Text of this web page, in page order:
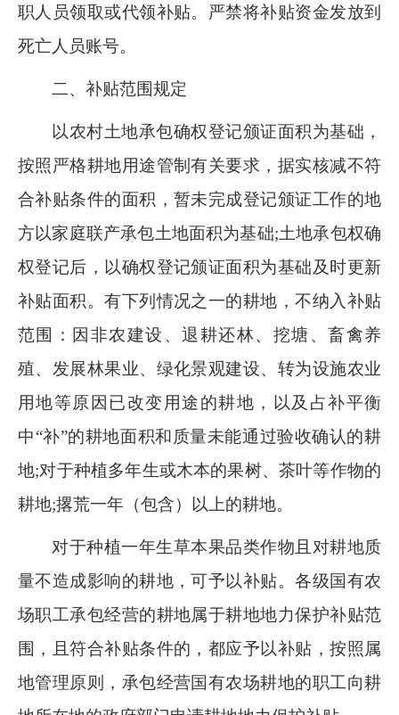
职人员领取或代领补贴。严禁将补贴资金发放到
死亡人员账号。
二、补贴范围规定
以农村土地承包确权登记颁证面积为基础，
按照严格耕地用途管制有关要求，据实核减不符
合补贴条件的面积，暂未完成登记颁证工作的地
方以家庭联产承包土地面积为基础;土地承包权确
权登记后，以确权登记颁证面积为基础及时更新
补贴面积。有下列情况之一的耕地，不纳入补贴
范围
： 因非农建设、退耕还林、挖塘、畜禽养
殖、发展林果业、绿化景观建设、转为设施农业
用地等原因已改变用途的耕地，以及占补平衡
中“补”的耕地面积和质量未能通过验收确认的耕
地;对于种植多年生或木本的果树、茶叶等作物的
耕地;撂荒一年 （包含） 以上的耕地。
对于种植一年生草本果品类作物且对耕地质
量不造成影响的耕地，可予以补贴。各级国有农
场职工承包经营的耕地属于耕地地力保护补贴范
围，且符合补贴条件的，都应予以补贴，按照属
地管理原则，承包经营国有农场耕地的职工向耕